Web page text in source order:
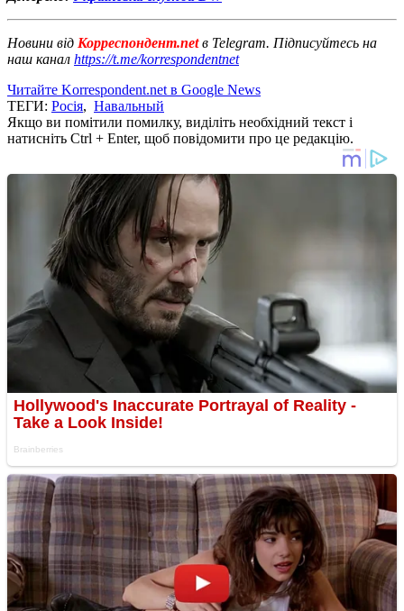
Новини від Корреспондент.netв Telegram. Підписуйтесь на
наш канал https://t.me/korrespondentnet
Читайте Korrespondent.net в Google News
ТЕГИ: Росія, Навальный
Якщо ви помітили помилку, виділіть необхідний текст і
натисніть Ctrl + Enter, щоб повідомити про це редакцію.